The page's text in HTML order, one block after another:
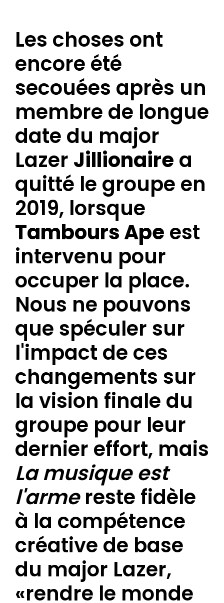
Les choses ont
encore été
secouées après un
membre de longue
date du major
Lazer Jillionaire a
quitté le groupe en
2019, lorsque
Tambours Ape est
intervenu pour
occuper la place.
Nous ne pouvons
que spéculer sur
l'impact de ces
changements sur
la vision finale du
groupe pour leur
dernier effort, mais
La musique est
l'armereste fidèle
à la compétence
créative de base
du major Lazer,
«rendre le monde